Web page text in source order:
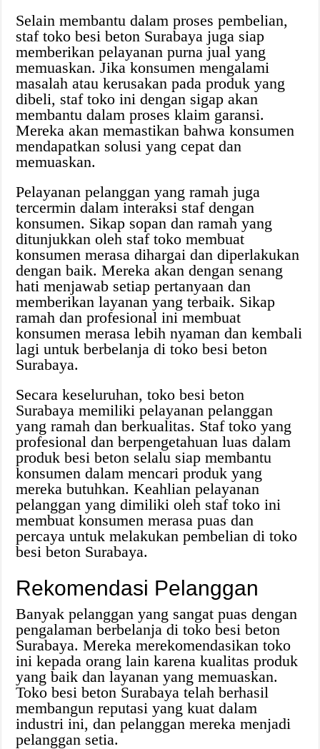
Selain membantu dalam proses pembelian,
staf toko besi beton Surabaya juga siap
memberikan pelayanan purna jual yang
memuaskan. Jika konsumen mengalami
masalah atau kerusakan pada produk yang
dibeli, staf toko ini dengan sigap akan
membantu dalam proses klaim garansi.
Mereka akan memastikan bahwa konsumen
mendapatkan solusi yang cepat dan
memuaskan.
Pelayanan pelanggan yang ramah juga
tercermin dalam interaksi staf dengan
konsumen. Sikap sopan dan ramah yang
ditunjukkan oleh staf toko membuat
konsumen merasa dihargai dan diperlakukan
dengan baik. Mereka akan dengan senang
hati menjawab setiap pertanyaan dan
memberikan layanan yang terbaik. Sikap
ramah dan profesional ini membuat
konsumen merasa lebih nyaman dan kembali
lagi untuk berbelanja di toko besi beton
Surabaya.
Secara keseluruhan, toko besi beton
Surabaya memiliki pelayanan pelanggan
yang ramah dan berkualitas. Staf toko yang
profesional dan berpengetahuan luas dalam
produk besi beton selalu siap membantu
konsumen dalam mencari produk yang
mereka butuhkan. Keahlian pelayanan
pelanggan yang dimiliki oleh staf toko ini
membuat konsumen merasa puas dan
percaya untuk melakukan pembelian di toko
besi beton Surabaya.
Rekomendasi Pelanggan
Banyak pelanggan yang sangat puas dengan
pengalaman berbelanja di toko besi beton
Surabaya. Mereka merekomendasikan toko
ini kepada orang lain karena kualitas produk
yang baik dan layanan yang memuaskan.
Toko besi beton Surabaya telah berhasil
membangun reputasi yang kuat dalam
industri ini, dan pelanggan mereka menjadi
pelanggan setia.